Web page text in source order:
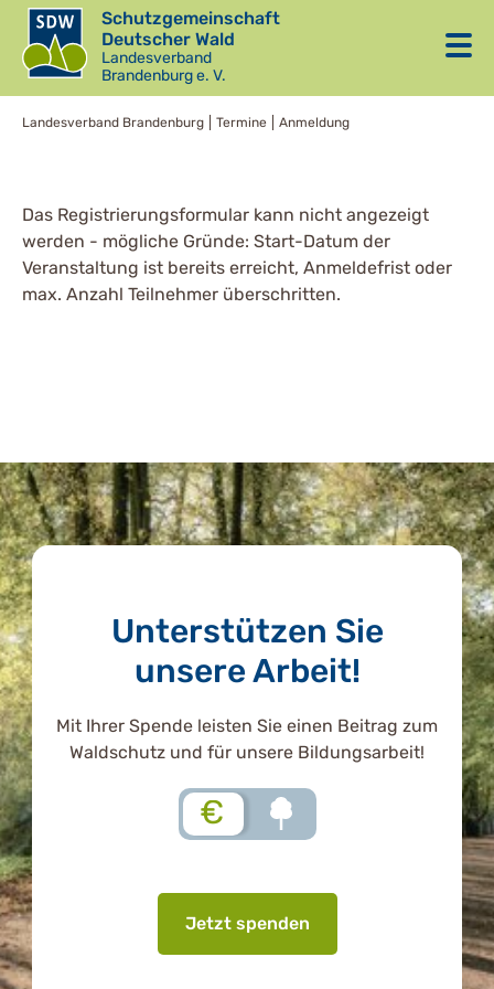
Schutzgemeinschaft
Deutscher Wald
Landesverband
Brandenburg e. V.
Landesverband Brandenburg Termine Anmeldung
Das Registrierungsformular kann nicht angezeigt
werden - mögliche Gründe: Start-Datum der
Veranstaltung ist bereits erreicht, Anmeldefrist oder
max. Anzahl Teilnehmer überschritten.
Unterstützen Sie
unsere Arbeit!
Mit Ihrer Spende leisten Sie einen Beitrag zum
Waldschutz und für unsere Bildungsarbeit!
€
Jetzt spenden